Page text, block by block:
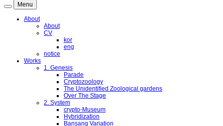
Menu
About
About
CV
kor
eng
notice
Works
1. Genesis
Parade
Cryptozoology
The Unidentified Zoological gardens
Over The Stage
2. System
crypto-Museum
Hybridization
Bansang Variation